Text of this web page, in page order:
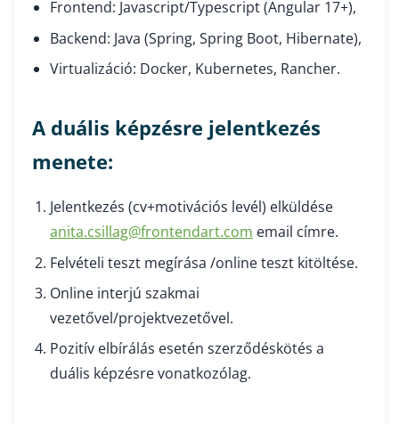
Frontend: Javascript/Typescript (Angular 17+),
Backend: Java (Spring, Spring Boot, Hibernate),
Virtualizáció: Docker, Kubernetes, Rancher.
A duális képzésre jelentkezés
menete:
Jelentkezés (cv+motivációs levél) elküldése
anita.csillag@frontendart.com email címre.
Felvételi teszt megírása /online teszt kitöltése.
Online interjú szakmai
vezetővel/projektvezetővel.
Pozitív elbírálás esetén szerződéskötés a
duális képzésre vonatkozólag.